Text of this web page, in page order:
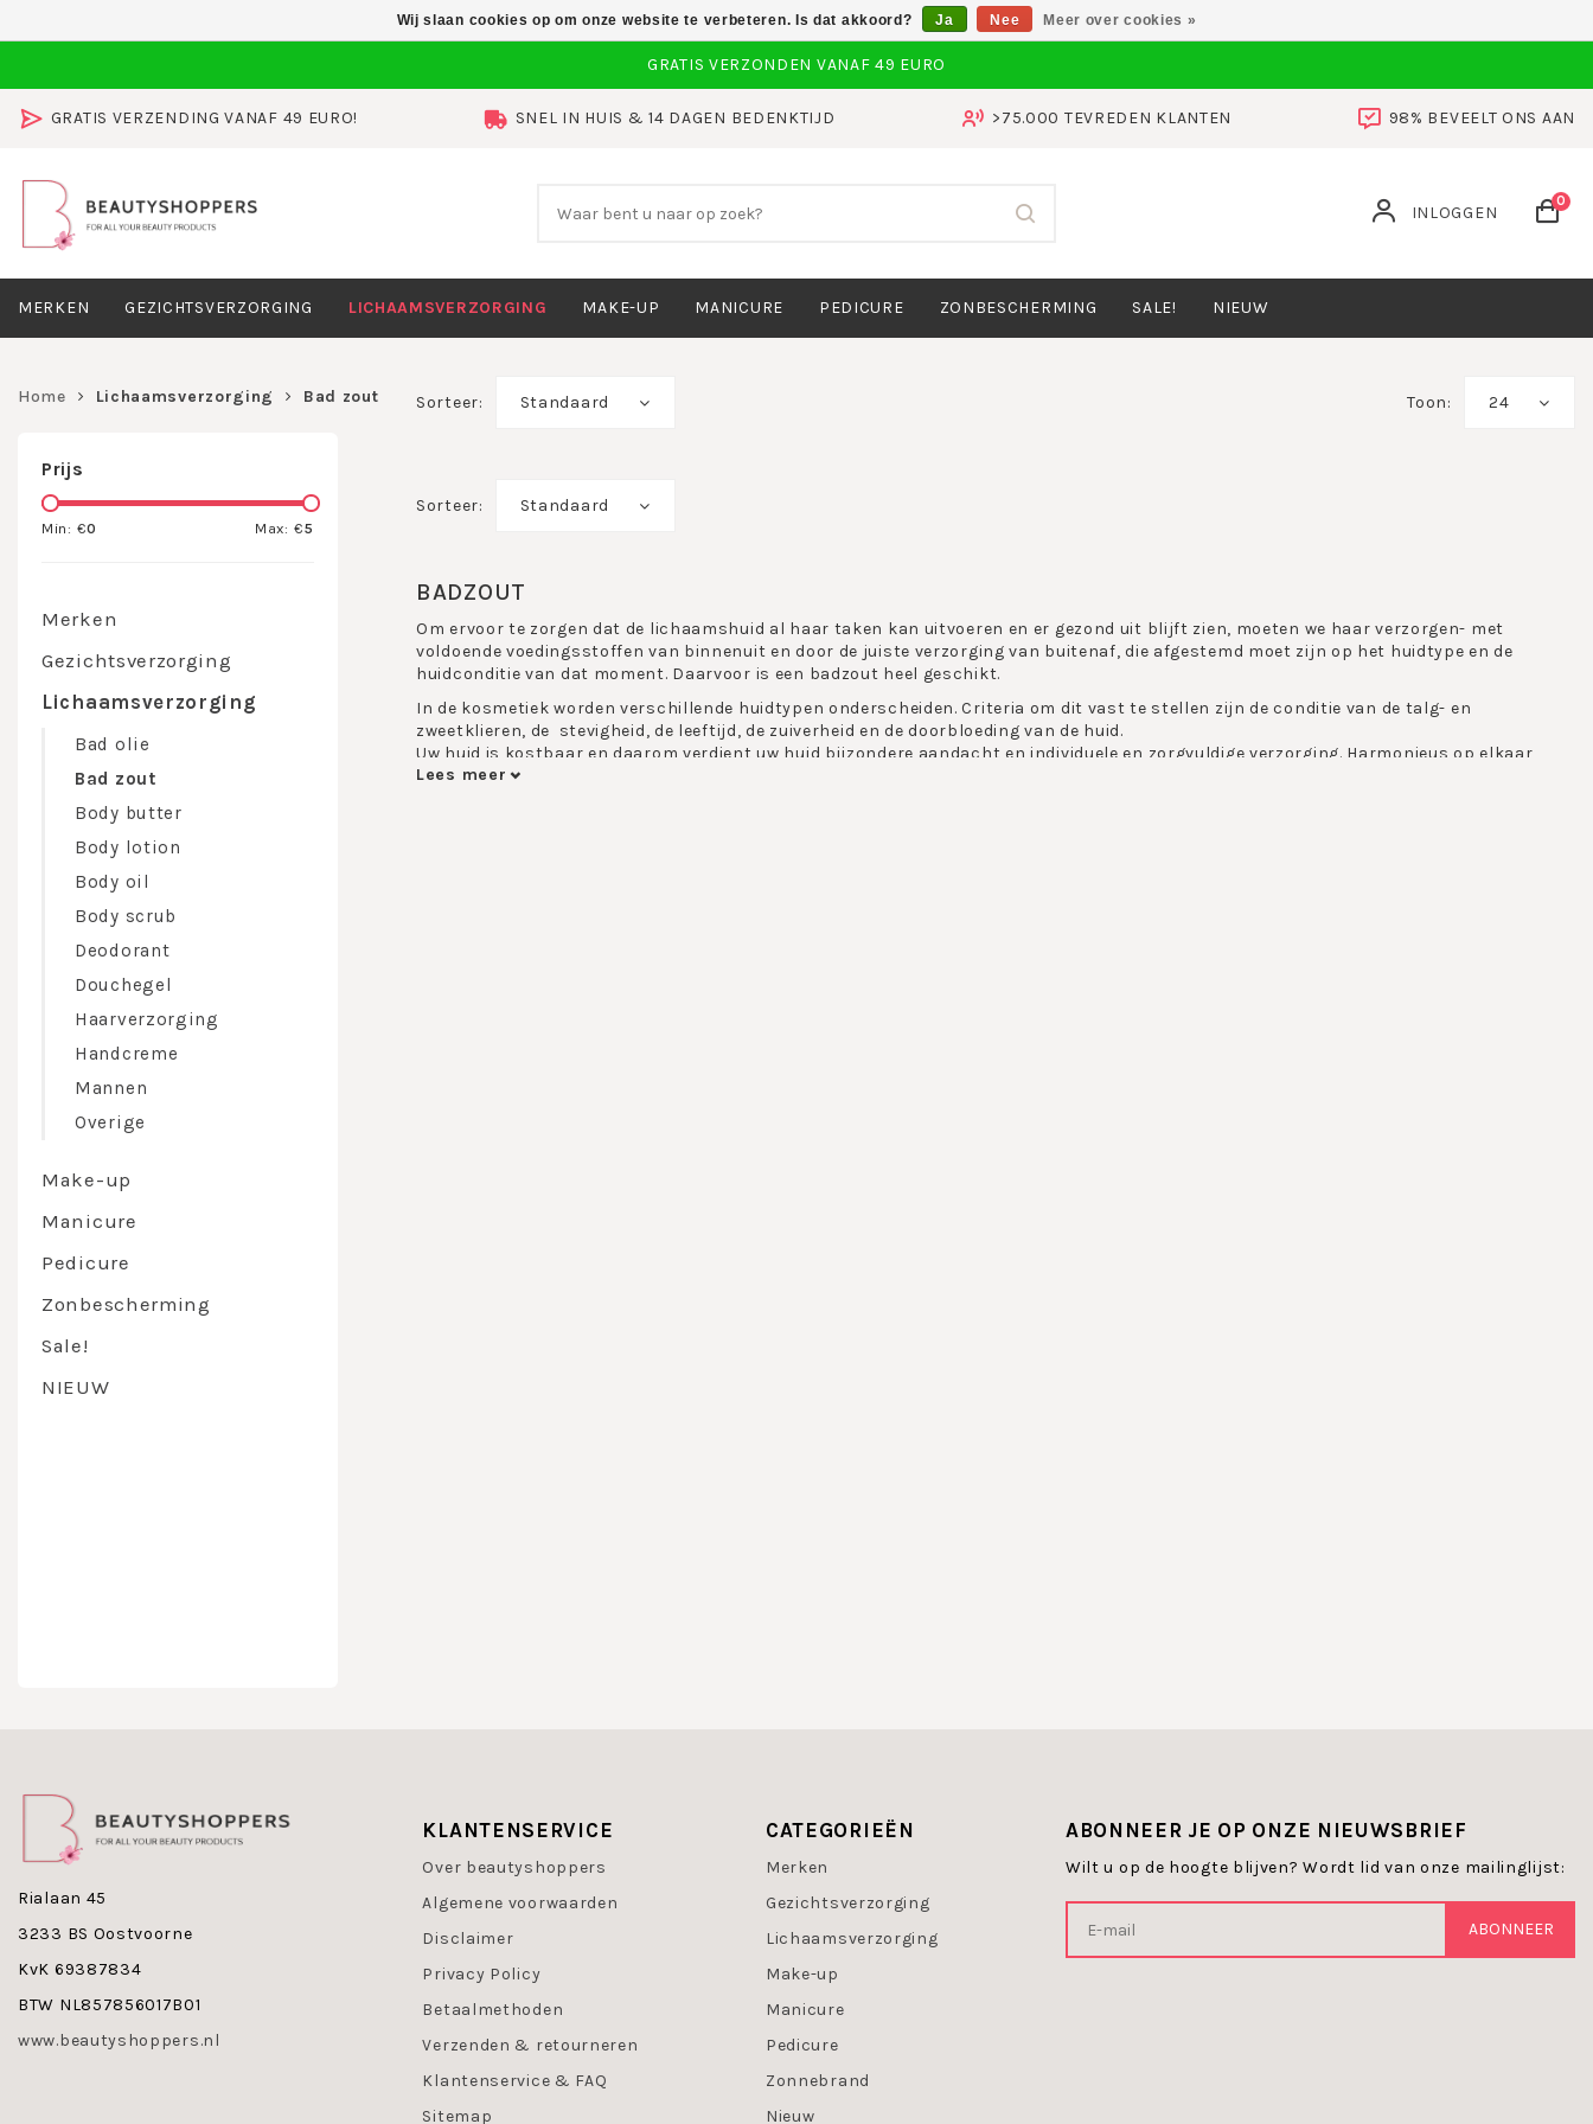
GRATIS VERZENDING VANAF 49 EURO! SNEL IN HUIS & 14 DAGEN BEDENKTIJD >75.000 TEVREDEN KLANTEN 98% BEVEELT ONS AAN
INLOGGEN
0
MERKEN GEZICHTSVERZORGING LICHAAMSVERZORGING MAKE-UP MANICURE PEDICURE ZONBESCHERMING SALE! NIEUW
Home Lichaamsverzorging Bad zout
Prijs
Min: €0 Max: €5
Merken
Gezichtsverzorging
Lichaamsverzorging
Bad olie
Bad zout
Body butter
Body lotion
Body oil
Body scrub
Deodorant
Douchegel
Haarverzorging
Handcreme
Mannen
Overige
Make-up
Manicure
Pedicure
Zonbescherming
Sale!
NIEUW
Sorteer: Standaard Toon: 24
Sorteer: Standaard
BADZOUT
Om ervoor te zorgen dat de lichaamshuid al haar taken kan uitvoeren en er gezond uit blijft zien, moeten we haar verzorgen- met
voldoende voedingsstoffen van binnenuit en door de juiste verzorging van buitenaf, die afgestemd moet zijn op het huidtype en de
huidconditie van dat moment. Daarvoor is een badzout heel geschikt.
In de kosmetiek worden verschillende huidtypen onderscheiden. Criteria om dit vast te stellen zijn de conditie van de talg- en
zweetklieren, de stevigheid, de leeftijd, de zuiverheid en de doorbloeding van de huid.
Uw huid is kostbaar en daarom verdient uw huid bijzondere aandacht en individuele en zorgvuldige verzorging. Harmonieus op elkaar
afgestemde ingredienten creeren een effectieve verzorgende formule, die optimale verdraagzaamheid garandeert met duidelijk merkbare
Lees meer
Rialaan 45
3233 BS Oostvoorne
KvK 69387834
BTW NL857856017B01
www.beautyshoppers.nl
KLANTENSERVICE
Over beautyshoppers
Algemene voorwaarden
Disclaimer
Privacy Policy
Betaalmethoden
Verzenden & retourneren
Klantenservice & FAQ
Sitemap
CATEGORIEËN
Merken
Gezichtsverzorging
Lichaamsverzorging
Make-up
Manicure
Pedicure
Zonnebrand
Nieuw
ABONNEER JE OP ONZE NIEUWSBRIEF
Wilt u op de hoogte blijven? Wordt lid van onze mailinglijst:
ABONNEER
Wij slaan cookies op om onze website te verbeteren. Is dat akkoord? Ja Nee Meer over cookies »